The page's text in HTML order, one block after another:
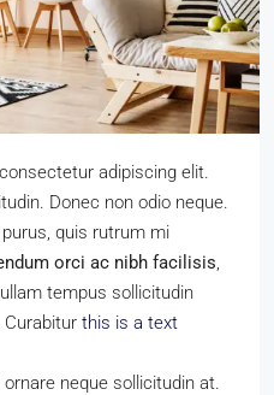
adipiscing elit.
Donec non odio neque.
quis rutrum mi
orci ac nibh facilisis,
tempus sollicitudin
this is a text
neque sollicitudin at.